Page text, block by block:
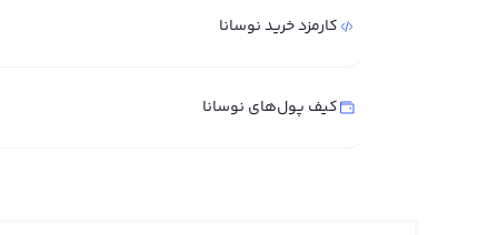
کارمزد خرید نوسانا
کیف پول‌های نوسانا